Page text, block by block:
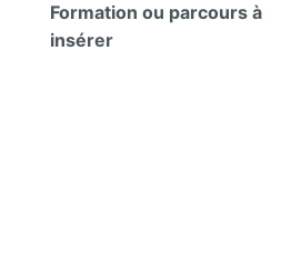
Formation ou parcours à
insérer